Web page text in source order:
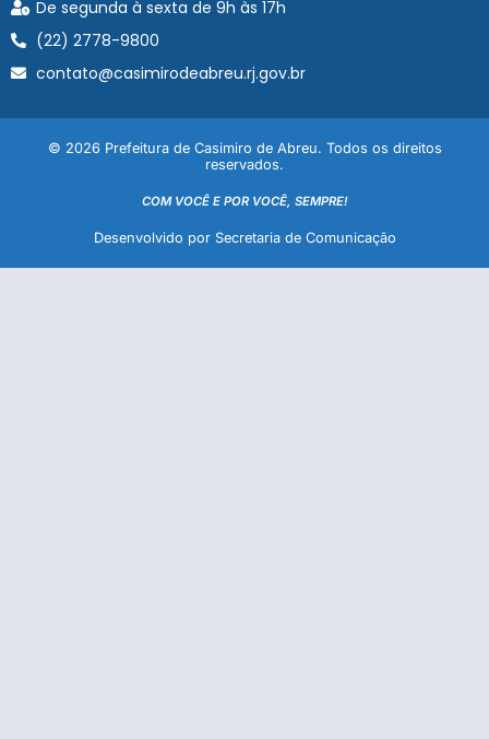
De segunda à sexta de 9h às 17h
(22) 2778-9800
contato@casimirodeabreu.rj.gov.br
© 2026 Prefeitura de Casimiro de Abreu. Todos os direitos
reservados.
COM VOCÊ E POR VOCÊ, SEMPRE!
Desenvolvido por Secretaria de Comunicação